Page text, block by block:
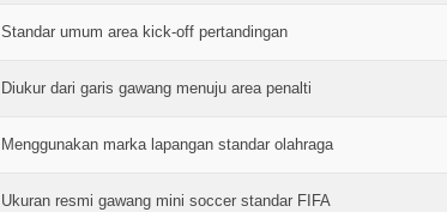
Standar umum area kick-off pertandingan
Diukur dari garis gawang menuju area penalti
Menggunakan marka lapangan standar olahraga
Ukuran resmi gawang mini soccer standar FIFA